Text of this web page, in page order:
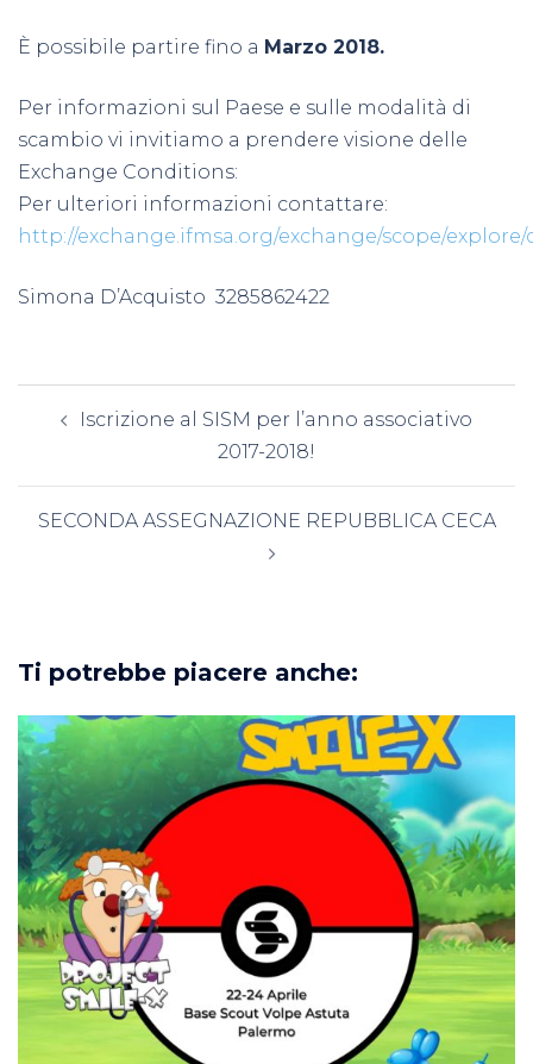
È possibile partire fino a Marzo 2018.
Per informazioni sul Paese e sulle modalità di
scambio vi invitiamo a prendere visione delle
Exchange Conditions:
Per ulteriori informazioni contattare:
http://exchange.ifmsa.org/exchange/scope/
Simona D’Acquisto 3285862422
articoloIscrizione al SISM per l’anno associativo
2017-2018!
SECONDA ASSEGNAZIONE REPUBBLICA CECA
Ti potrebbe piacere anche: